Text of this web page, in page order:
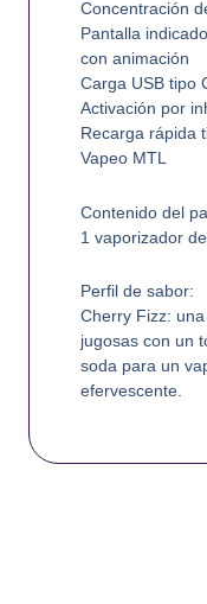
Concentración
Pantalla
con animación
Carga USB tipo
Activación por
Recarga rápida
Vapeo MTL
Contenido del
1 vaporizador
Perfil de sabor:
Cherry Fizz:
jugosas con un
soda para un
efervescente.